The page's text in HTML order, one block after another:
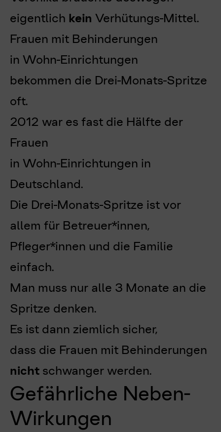
eigentlich kein Verhütungs-Mittel.
Frauen mit Behinderungen
in Wohn-Einrichtungen
bekommen die Drei-Monats-Spritze
oft.
2012 war es fast die Hälfte der
Frauen
in Wohn-Einrichtungen in
Deutschland.
Die Drei-Monats-Spritze ist vor
allem für Betreuer*innen,
Pfleger*innen und die Familie
einfach.
Man muss nur alle 3 Monate an die
Spritze denken.
Es ist dann ziemlich sicher,
dass die Frauen mit Behinderungen
nicht schwanger werden.
Gefährliche Neben-
Wirkungen